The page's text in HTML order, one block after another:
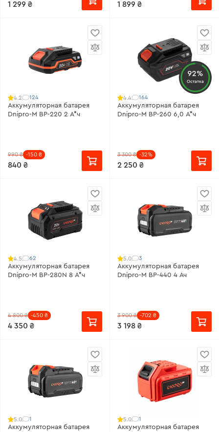
1 299 ₴ 1 899 ₴
4.2 124
Аккумуляторная батарея
Dnipro-M BP-220 2 А*ч
990 ₴ -150 ₴
840 ₴
92%
Остатка
4.4 164
Аккумуляторная батарея
Dnipro-M BP-260 6,0 А*ч
3 300 ₴ -32%
2 250 ₴
4.5 62
Аккумуляторная батарея
Dnipro-M BP-280N 8 А*ч
4 800 ₴ -450 ₴
4 350 ₴
5.0 3
Аккумуляторная батарея
Dnipro-M BP-440 4 Ач
3 900 ₴ -702 ₴
3 198 ₴
5.0 1
Аккумуляторная батарея
5.0 1
Аккумуляторная батарея